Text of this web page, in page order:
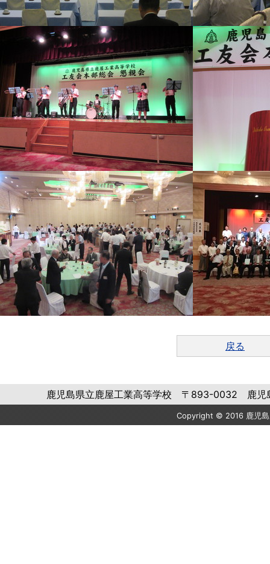
戻る
鹿児島県立鹿屋工業高等学校 〒893-0032 鹿
Copyright © 2016 鹿児島